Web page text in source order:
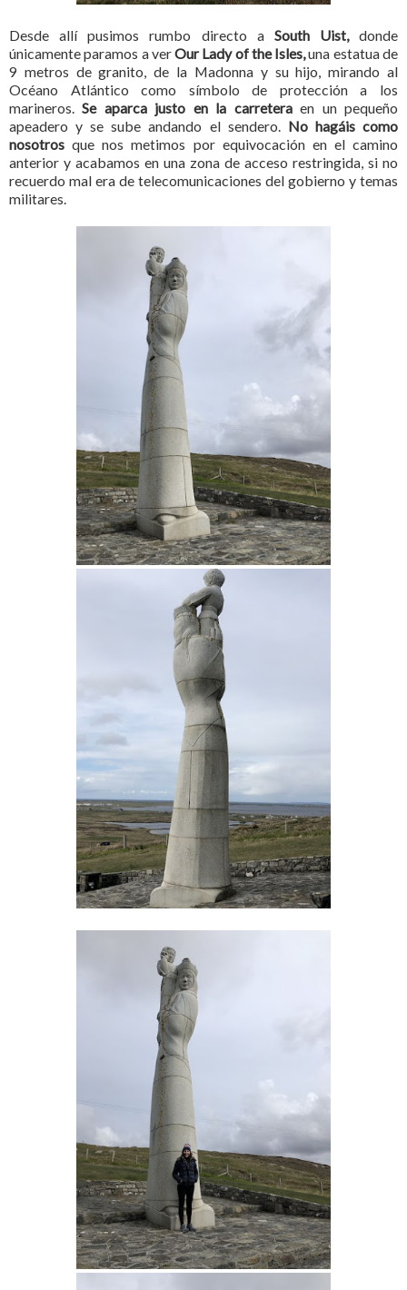
Desde allí pusimos rumbo directo a South Uist,donde
únicamente paramos a verOur Lady of the Isles,una estatua de
9 metros de granito, de la Madonna y su hijo, mirando al
Océano Atlántico como símbolo de protección a los
marineros.Se aparca justo en la carreteraen un pequeño
apeadero y se sube andando el sendero.No hagáis como
nosotros que nos metimos por equivocación en el camino
anterior y acabamos en una zona de acceso restringida, si no
recuerdo mal era de telecomunicaciones del gobierno y temas
militares.